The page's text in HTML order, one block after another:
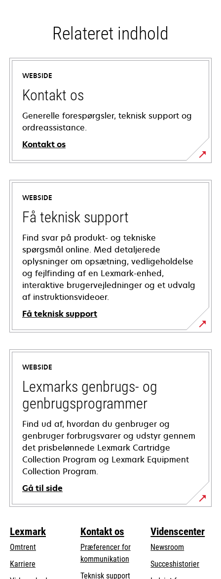
Relateret indhold
WEBSIDE
Kontakt os
Generelle forespørgsler, teknisk support og
ordreassistance.
Kontakt os
WEBSIDE
Få teknisk support
Find svar på produkt- og tekniske
spørgsmål online. Med detaljerede
oplysninger om opsætning, vedligeholdelse
og fejlfinding af en Lexmark-enhed,
interaktive brugervejledninger og et udvalg
af instruktionsvideoer.
Få teknisk support
opens
in
new
tab
WEBSIDE
Lexmarks genbrugs- og
genbrugsprogrammer
Find ud af, hvordan du genbruger og
genbruger forbrugsvarer og udstyr gennem
det prisbelønnede Lexmark Cartridge
Collection Program og Lexmark Equipment
Collection Program.
Gå til side
Lexmark
Omtrent
Karriere
Kontakt os
Præferencer for
kommunikation
Teknisk supportopens
Videnscenter
Newsroom
Succeshistorier